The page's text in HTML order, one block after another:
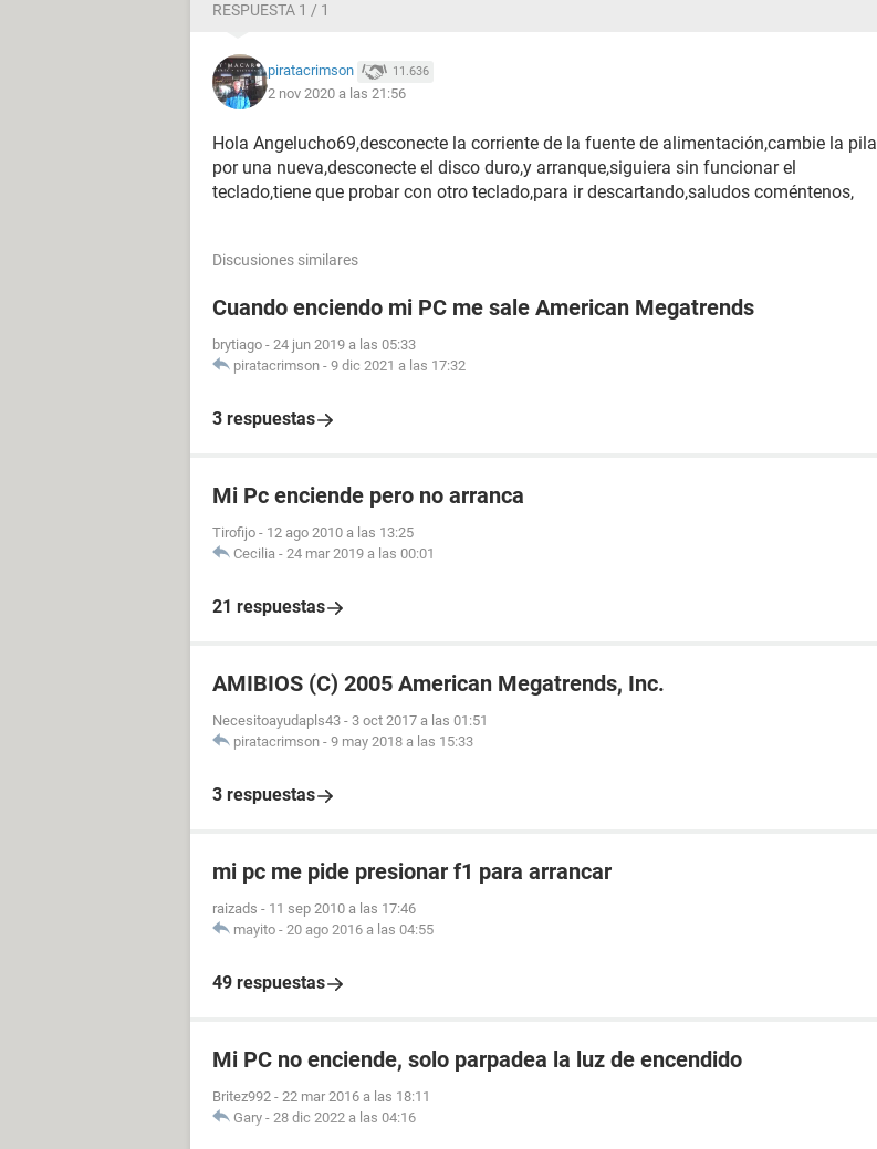
RESPUESTA 1 / 1
piratacrimson 11.636
2 nov 2020 a las 21:56
Hola Angelucho69,desconecte la corriente de la fuente de alimentación,cambie la pila
por una nueva,desconecte el disco duro,y arranque,siguiera sin funcionar el
teclado,tiene que probar con otro teclado,para ir descartando,saludos coméntenos,
Discusiones similares
Cuando enciendo mi PC me sale American Megatrends
brytiago - 24 jun 2019 a las 05:33
piratacrimson - 9 dic 2021 a las 17:32
3 respuestas
Mi Pc enciende pero no arranca
Tirofijo - 12 ago 2010 a las 13:25
Cecilia - 24 mar 2019 a las 00:01
21 respuestas
AMIBIOS (C) 2005 American Megatrends, Inc.
Necesitoayudapls43 - 3 oct 2017 a las 01:51
piratacrimson - 9 may 2018 a las 15:33
3 respuestas
mi pc me pide presionar f1 para arrancar
raizads - 11 sep 2010 a las 17:46
mayito - 20 ago 2016 a las 04:55
49 respuestas
Mi PC no enciende, solo parpadea la luz de encendido
Britez992 - 22 mar 2016 a las 18:11
Gary - 28 dic 2022 a las 04:16